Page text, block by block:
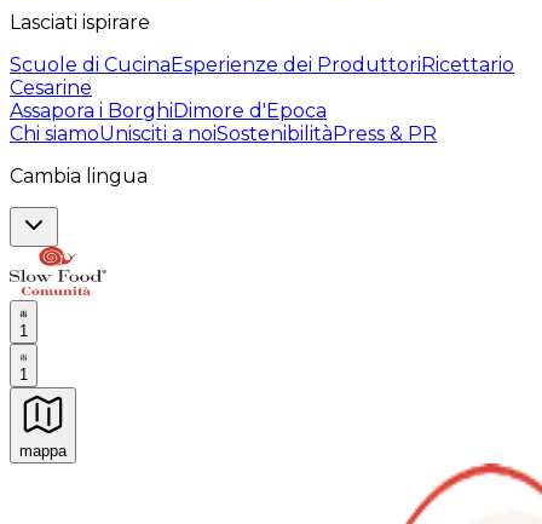
Lasciati ispirare
Scuole di CucinaEsperienze dei ProduttoriRicettario
Cesarine
Assapora i BorghiDimore d'Epoca
Chi siamoUnisciti a noiSostenibilitàPress & PR
Cambia lingua
1
1
mappa
Esperienze culinarie indimenticabili: Esperienze